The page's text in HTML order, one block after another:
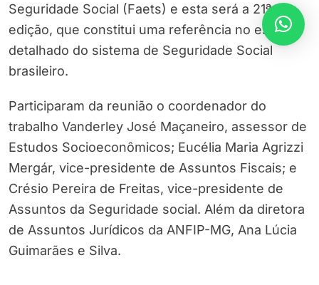
Seguridade Social (Faets) e esta será a 21ª
edição, que constitui uma referência no estudo
detalhado do sistema de Seguridade Social
brasileiro.
Participaram da reunião o coordenador do
trabalho Vanderley José Maçaneiro, assessor de
Estudos Socioeconômicos; Eucélia Maria Agrizzi
Mergár, vice-presidente de Assuntos Fiscais; e
Crésio Pereira de Freitas, vice-presidente de
Assuntos da Seguridade social. Além da diretora
de Assuntos Jurídicos da ANFIP-MG, Ana Lúcia
Guimarães e Silva.